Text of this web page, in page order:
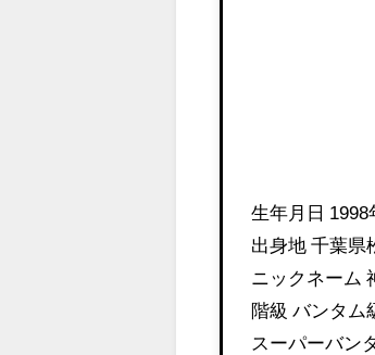
生年月日 1998
出身地 千葉県
ニックネーム
階級 バンタム
スーパーバン